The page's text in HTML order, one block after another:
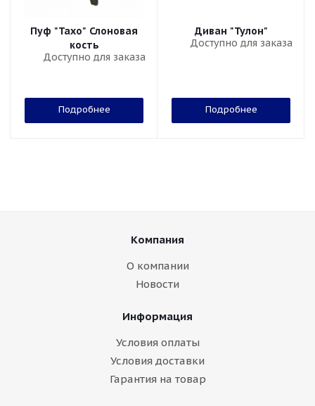
Пуф "Тахо" Слоновая
кость
Доступно для заказа
Подробнее
Диван "Тулон"
Доступно для заказа
Подробнее
Компания
О компании
Новости
Информация
Условия оплаты
Условия доставки
Гарантия на товар